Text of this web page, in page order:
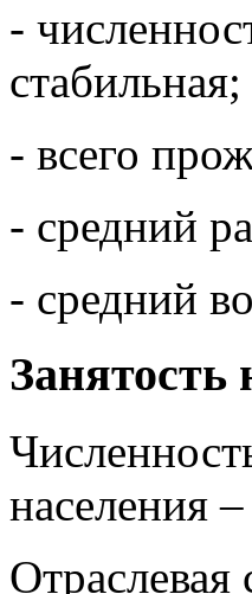
-
стабильная;
- всего
- средний
- средний
Занятость
населения
Отраслевая